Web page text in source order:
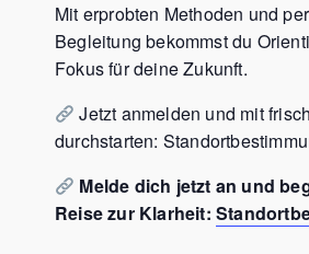
Mit erprobten Methoden und
Begleitung bekommst du
Fokus für deine Zukunft.
Jetzt anmelden und mit
durchstarten:
Melde dich jetzt an und
Reise zur Klarheit: